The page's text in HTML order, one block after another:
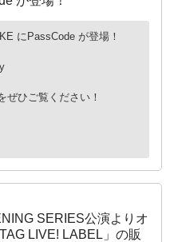
にPassCode が登場！
ぜひご覧ください！
SERIES公演よりオ
LIVE! LABEL」の販